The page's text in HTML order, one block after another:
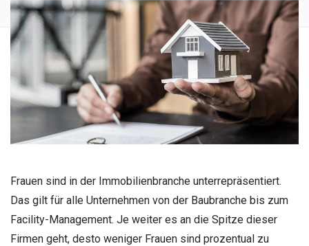
Frauen sind in der Immobilienbranche unterrepräsentiert.
Das gilt für alle Unternehmen von der Baubranche bis zum
Facility-Management. Je weiter es an die Spitze dieser
Firmen geht, desto weniger Frauen sind prozentual zu